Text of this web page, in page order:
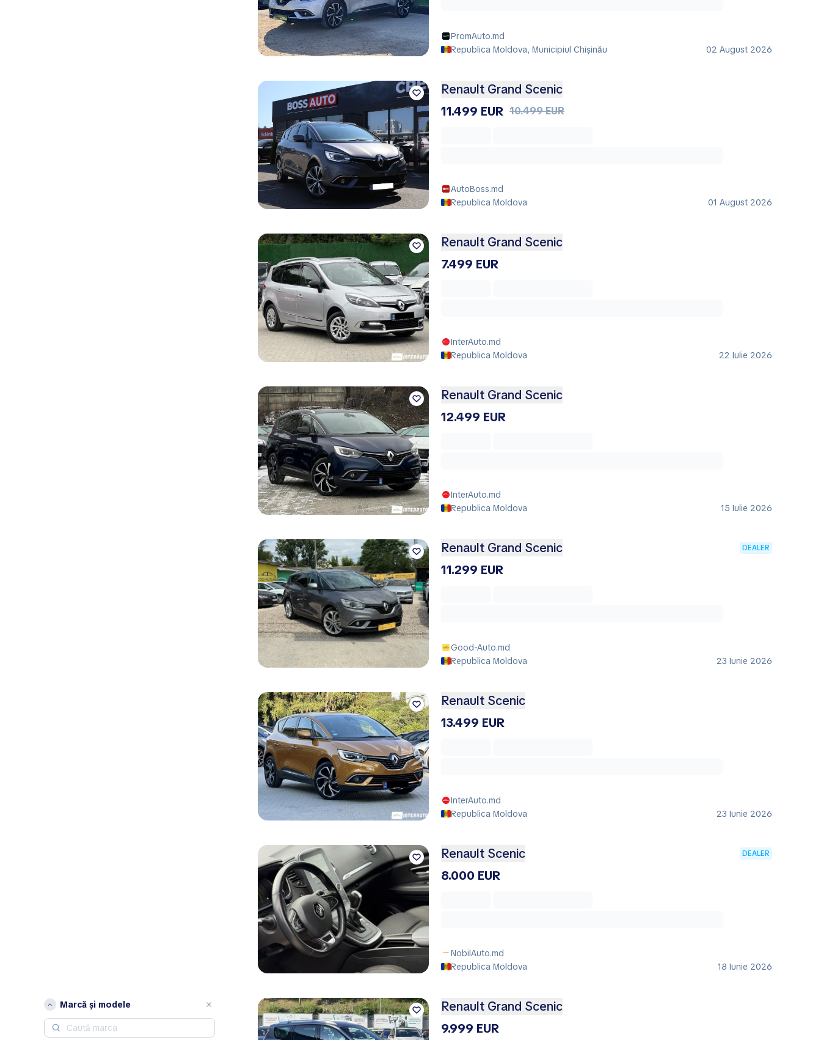
Marcă și modele
PromAuto.md
Republica Moldova, Municipiul Chișinău
02 August 2026
Renault Grand Scenic
11.499 EUR 10.499 EUR
AutoBoss.md
Republica Moldova
01 August 2026
Renault Grand Scenic
7.499 EUR
InterAuto.md
Republica Moldova
22 Iulie 2026
Renault Grand Scenic
12.499 EUR
InterAuto.md
Republica Moldova
15 Iulie 2026
Renault Grand Scenic DEALER
11.299 EUR
Good-Auto.md
Republica Moldova
23 Iunie 2026
Renault Scenic
13.499 EUR
InterAuto.md
Republica Moldova
23 Iunie 2026
Renault Scenic DEALER
8.000 EUR
NobilAuto.md
Republica Moldova
18 Iunie 2026
Renault Grand Scenic
9.999 EUR